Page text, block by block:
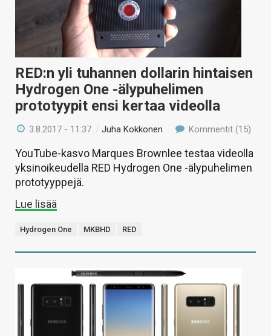
RED:n yli tuhannen dollarin hintaisen
Hydrogen One -älypuhelimen
prototyypit ensi kertaa videolla
3.8.2017 - 11:37 /Juha Kokkonen Kommentit (15)
YouTube-kasvo Marques Brownlee testaa videolla
yksinoikeudella RED Hydrogen One -älypuhelimen
prototyyppejä.
Lue lisää
Hydrogen One MKBHD RED